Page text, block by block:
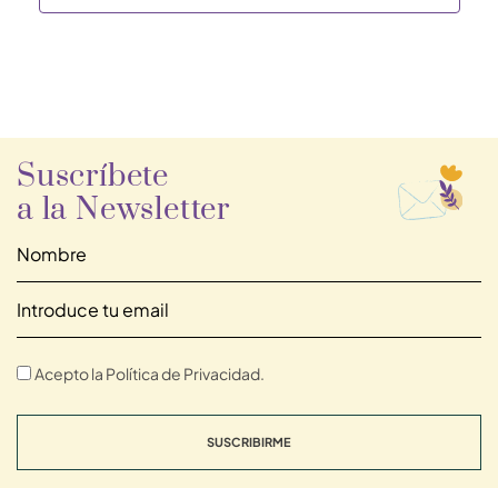
Suscríbete
a la Newsletter
Acepto la Política de Privacidad.
SUSCRIBIRME